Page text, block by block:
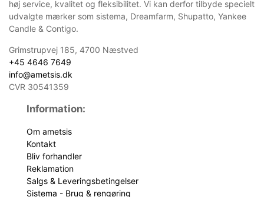
høj service, kvalitet og fleksibilitet. Vi kan derfor tilbyde specielt
udvalgte mærker som sistema, Dreamfarm, Shupatto, Yankee
Candle & Contigo.
Grimstrupvej 185, 4700 Næstved
+45 4646 7649
info@ametsis.dk
CVR 30541359
Information:
Om ametsis
Kontakt
Bliv forhandler
Reklamation
Salgs & Leveringsbetingelser
Sistema - Brug & rengøring